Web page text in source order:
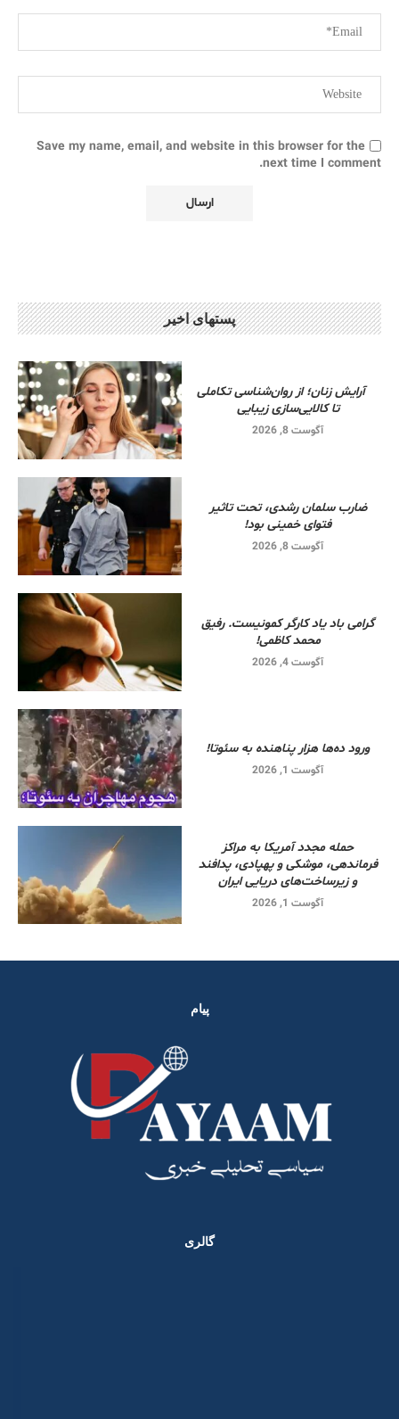
Save my name, email, and website in this browser for the
next time I comment.
پستهای اخیر
آرایش زنان؛ از روان‌شناسی تکاملی
تا کالایی‌سازی زیبایی
آگوست 8, 2026
ضارب سلمان رشدی، تحت تاثیر
فتوای خمینی بود!
آگوست 8, 2026
گرامی باد یاد کارگر کمونیست. رفیق
محمد کاظمی!
آگوست 4, 2026
ورود ده‌ها هزار پناهنده به سئوتا!
آگوست 1, 2026
حمله مجدد آمریکا به مراکز
فرماندهی، موشکی و پهپادی، پدافند
و زیرساخت‌های دریایی ایران
آگوست 1, 2026
پیام
گالری